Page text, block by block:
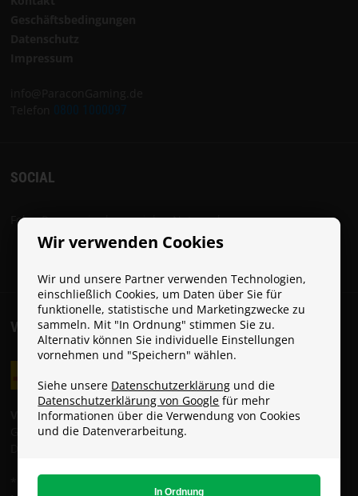
Wir verwenden Cookies
Wir und unsere Partner verwenden Technologien,
einschließlich Cookies, um Daten über Sie für
funktionelle, statistische und Marketingzwecke zu
sammeln. Mit "In Ordnung" stimmen Sie zu.
Alternativ können Sie individuelle Einstellungen
vornehmen und "Speichern" wählen.
Siehe unsere Datenschutzerklärung und die
Datenschutzerklärung von Google für mehr
Informationen über die Verwendung von Cookies
und die Datenverarbeitung.
0800 1000097
SOCIAL
Folge Paracon in den sozialen Netzwerken:
VERSANDKOSTEN
Versandkosten:
GLS: 6 € (Gratis ab 49 €)
* Die Standardlieferung ist KOSTENLOS, solange du den